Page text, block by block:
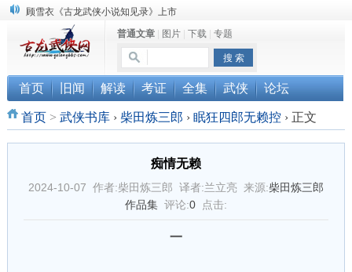
顾雪衣《古龙武侠小说知见录》上市
“武侠书库”查缺补漏活动圆满结束
《古龙小说原貌探究》修订版已上市
普通文章| 图片| 下载| 专题
首页 旧闻 解读 考证 全集 武侠 论坛
首页> 武侠书库 › 柴田炼三郎 › 眠狂四郎无赖控 ›正文
痴情无赖
2024-10-07 作者:柴田炼三郎 译者:兰立亮 来源:柴田炼三郎
作品集评论:0点击:
一